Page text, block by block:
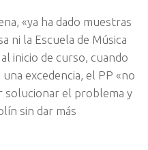
«ya ha dado muestras
ni la Escuela de Música
inicio de curso, cuando
excedencia, el PP «no
solucionar el problema y
sin dar más